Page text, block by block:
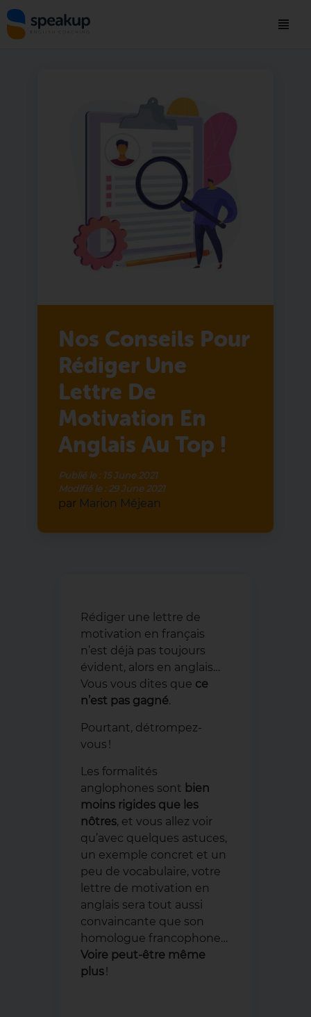
Nos Conseils Pour
Rédiger Une
Lettre De
Motivation En
Anglais Au Top !
Publié le : 15 June 2021
Modifié le :29 June 2021
par Marion Méjean
Rédiger une lettre de
motivation en français
n’est déjà pas toujours
évident, alors en anglais…
Vous vous dites que ce
n’est pas gagné.
Pourtant, détrompez-
vous !
Les formalités
anglophones sont bien
moins rigides que les
nôtres, et vous allez voir
qu’avec quelques astuces,
un exemple concret et un
peu de vocabulaire, votre
lettre de motivation en
anglais sera tout aussi
convaincante que son
homologue francophone…
Voire peut-être même
plus!